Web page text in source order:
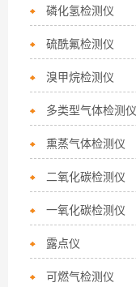
磷化氢检测仪
硫酰氟检测仪
溴甲烷检测仪
多类型气体检测仪
熏蒸气体检测仪
二氧化碳检测仪
一氧化碳检测仪
露点仪
可燃气检测仪